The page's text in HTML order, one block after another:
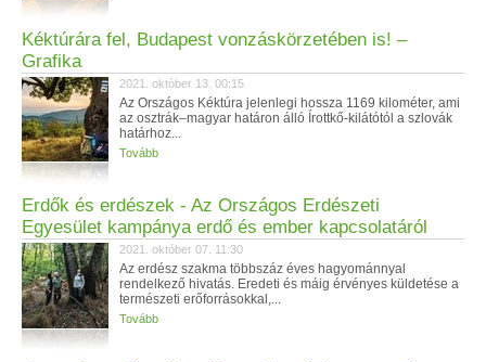
Kéktúrára fel, Budapest vonzáskörzetében is! –
Grafika
2021. október 13. 00:15
Az Országos Kéktúra jelenlegi hossza 1169 kilométer, ami
az osztrák–magyar határon álló Írottkő-kilátótól a szlovák
határhoz...
Tovább
Erdők és erdészek - Az Országos Erdészeti
Egyesület kampánya erdő és ember kapcsolatáról
2021. október 07. 11:30
Az erdész szakma többszáz éves hagyománnyal
rendelkező hivatás. Eredeti és máig érvényes küldetése a
természeti erőforrásokkal,...
Tovább